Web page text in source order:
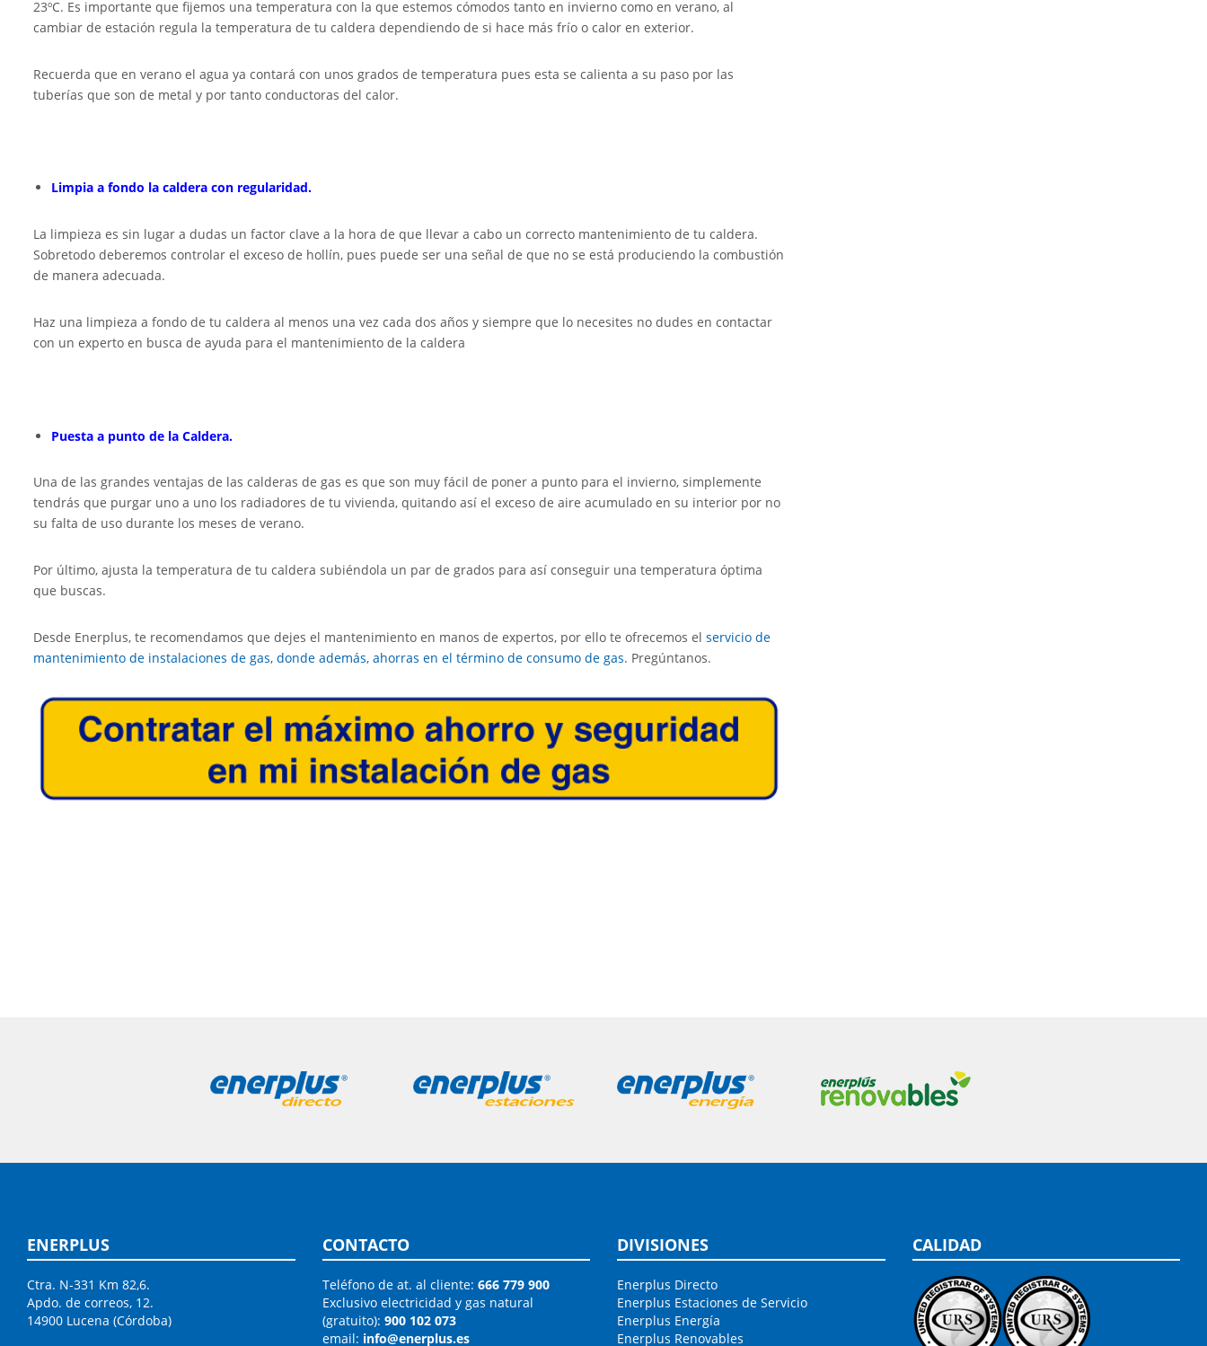
23ºC. Es importante que fijemos una temperatura con la que estemos cómodos tanto en invierno como en verano, al
cambiar de estación regula la temperatura de tu caldera dependiendo de si hace más frío o calor en exterior.
Recuerda que en verano el agua ya contará con unos grados de temperatura pues esta se calienta a su paso por las
tuberías que son de metal y por tanto conductoras del calor.
Limpia a fondo la caldera con regularidad.
La limpieza es sin lugar a dudas un factor clave a la hora de que llevar a cabo un correcto mantenimiento de tu caldera.
Sobretodo deberemos controlar el exceso de hollín, pues puede ser una señal de que no se está produciendo la combustión
de manera adecuada.
Haz una limpieza a fondo de tu caldera al menos una vez cada dos años y siempre que lo necesites no dudes en contactar
con un experto en busca de ayuda para el mantenimiento de la caldera
Puesta a punto de la Caldera.
Una de las grandes ventajas de las calderas de gas es que son muy fácil de poner a punto para el invierno, simplemente
tendrás que purgar uno a uno los radiadores de tu vivienda, quitando así el exceso de aire acumulado en su interior por no
su falta de uso durante los meses de verano.
Por último, ajusta la temperatura de tu caldera subiéndola un par de grados para así conseguir una temperatura óptima
que buscas.
Desde Enerplus, te recomendamos que dejes el mantenimiento en manos de expertos, por ello te ofrecemos el servicio de
mantenimiento de instalaciones de gas, donde además, ahorras en el término de consumo de gas. Pregúntanos.
ENERPLUS
Ctra. N-331 Km 82,6.
Apdo. de correos, 12.
14900 Lucena (Córdoba)
CONTACTO
Teléfono de at. al cliente: 666 779 900
Exclusivo electricidad y gas natural
(gratuito): 900 102 073
email: info@enerplus.es
DIVISIONES
Enerplus Directo
Enerplus Estaciones de Servicio
Enerplus Energía
Enerplus Renovables
CALIDAD